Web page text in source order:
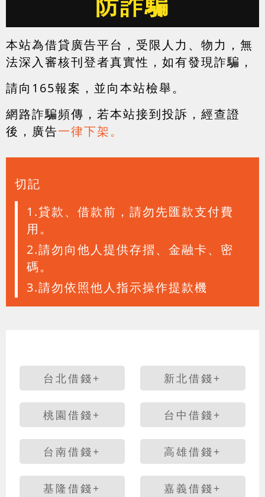
本站為借貸廣告平台，受限人力、物力，無
法深入審核刊登者真實性，如有發現詐騙，
請向165報案，並向本站檢舉。
網路詐騙頻傳，若本站接到投訴，經查證
後，廣告一律下架。
切記
1.貸款、借款前，請勿先匯款支付費
用。
2.請勿向他人提供存摺、金融卡、密
碼。
3.請勿依照他人指示操作提款機
台北借錢+ 新北借錢+
桃園借錢+ 台中借錢+
台南借錢+ 高雄借錢+
基隆借錢+ 嘉義借錢+